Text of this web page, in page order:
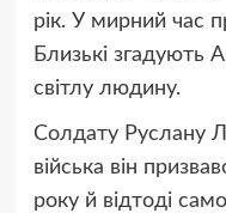
рік. У мирний час
Близькі згадують
світлу людину.
Солдату Руслану
війська він
року й відтоді